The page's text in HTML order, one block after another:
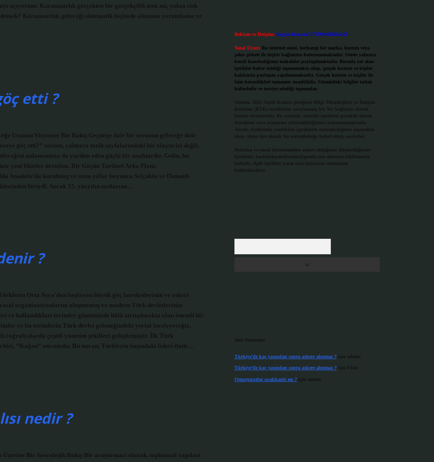
açıyorum: Karamsarlık gerçekten bir gerçekçilik testi mi, yoksa risk
Karamsarlık, geleceği sistematik biçimde olumsuz yorumlama ve
etti ?
Uzanan Vizyoner Bir Bakış Geçmişe dair bir sorunun geleceğe dair
göç etti?” sorusu, yalnızca tarih sayfalarındaki bir olayın izi değil;
anlamamıza da yardım eden güçlü bir anahtardır. Gelin, bu
yeni fikirler üretelim. Bir Göçün Tarihsel Arka Planı:
Anadolu’da kurulmuş ve uzun yıllar boyunca Selçuklu ve Osmanlı
biriydi. Ancak 15. yüzyılın sonlarına…
?
Orta Asya’dan başlayan büyük göç hareketlerinin ve askeri
organizasyonlarını oluşturmuş ve modern Türk devletlerinin
ve kullandıkları terimler günümüzde hâlâ tartışılmakta olan önemli bir
ve bu terimlerin Türk devlet geleneğindeki yerini inceleyeceğiz.
coğrafyalarda çeşitli yönetim şekilleri geliştirmiştir. İlk Türk
“Kağan” unvanıdır. Bu unvan, Türklerin başındaki lideri ifade…
nedir ?
Bir Sosyolojik Bakış Bir araştırmacı olarak, toplumsal yapıları
Reklam ve İletişim: Skype: live:.cid.575569c608265c69
Yasal Uyarı: Bu internet sitesi, herhangi bir marka, kurum veya
şahıs şirketi ile hiçbir bağlantısı bulunmamaktadır. Sitede yalnızca
kendi hazırladığımız makaleler paylaşılmaktadır. Burada yer alan
içerikler haber niteliği taşımamakta olup, gerçek kurum ve kişiler
hakkında paylaşım yapılmamaktadır. Gerçek kurum ve kişiler ile
isim benzerlikleri tamamen tesadüfidir. Sitemizdeki bilgiler taslak
halindedir ve tavsiye niteliği taşımazlar.
Sitemiz, 5651 Sayılı Kanun gereğince Bilgi Teknolojileri ve İletişim
Kurumu (BTK) tarafından onaylanmış bir Yer Sağlayıcı olarak
hizmet vermektedir. Bu nedenle, sitedeki içerikleri proaktif olarak
denetleme veya araştırma yükümlülüğümüz bulunmamaktadır.
Ancak, üyelerimiz yazdıkları içeriklerin sorumluluğunu taşımakta
olup, siteye üye olarak bu sorumluluğu kabul etmiş sayılırlar.
Hukuka ve yasal düzenlemelere aykırı olduğunu düşündüğünüz
içerikleri,
backlinkpanelicomtr@gmail.com adresine bildirmeniz
halinde, ilgili içerikler yasal süre içerisinde sitemizden
kaldırılacaktır.
Son Yorumlar
Türkiye’de kaç yaşından sonra askere alınmaz ?için admin
Türkiye’de kaç yaşından sonra askere alınmaz ?için Ekin
Omurgasızlar sıcakkanlı mı ?için admin